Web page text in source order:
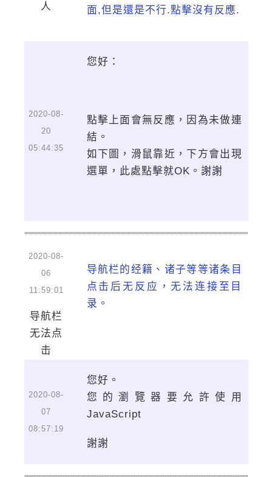
面,但是還是不行.點擊沒有反應.
人
2020-08-
20
05:44:35
您好：
點擊上面會無反應，因為未做連
結。
如下圖，滑鼠靠近，下方會出現
選單，此處點擊就OK。謝謝
2020-08-
06
11:59:01
导航栏的经籍、诸子等等诸条目
点击后无反应，无法连接至目
录。
导航栏
无法点
击
2020-08-
07
08:57:19
您好。
您的瀏覽器要允許使用
JavaScript
謝謝